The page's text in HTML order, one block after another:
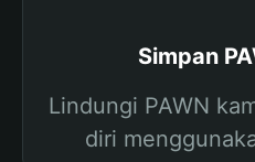
Simpan
Lindungi PAWN
diri